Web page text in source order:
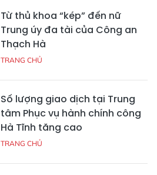
Từ thủ khoa “kép” đến nữ
Trung úy đa tài của Công an
Thạch Hà
TRANG CHỦ
Số lượng giao dịch tại Trung
tâm Phục vụ hành chính công
Hà Tĩnh tăng cao
TRANG CHỦ